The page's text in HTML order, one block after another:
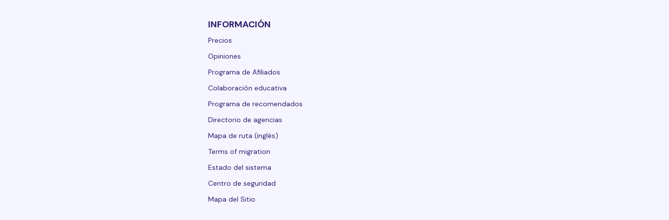
INFORMACIÓN
Precios
Opiniones
Programa de Afiliados
Colaboración educativa
Programa de recomendados
Directorio de agencias
Mapa de ruta (inglés)
Terms of migration
Estado del sistema
Centro de seguridad
Mapa del Sitio